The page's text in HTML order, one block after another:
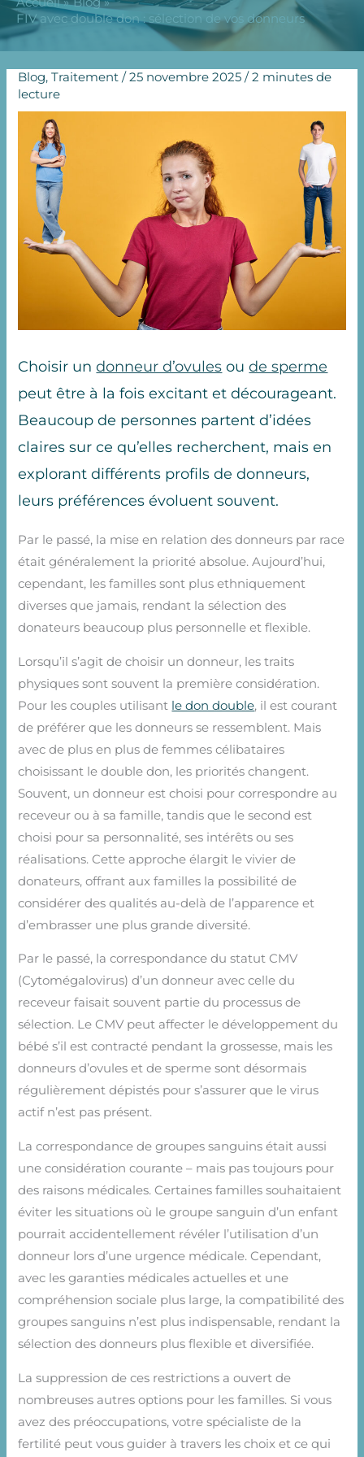
FIV avec double don : sélection de vos donneurs
Blog,Traitement /25 novembre 2025/2 minutes de
lecture
Choisir undonneur d’ovules oude sperme
peut être à la fois excitant et décourageant.
Beaucoup de personnes partent d’idées
claires sur ce qu’elles recherchent, mais en
explorant différents profils de donneurs,
leurs préférences évoluent souvent.
Par le passé, la mise en relation des donneurs par race
était généralement la priorité absolue. Aujourd’hui,
cependant, les familles sont plus ethniquement
diverses que jamais, rendant la sélection des
donateurs beaucoup plus personnelle et flexible.
Lorsqu’il s’agit de choisir un donneur, les traits
physiques sont souvent la première considération.
Pour les couples utilisant le don double, il est courant
de préférer que les donneurs se ressemblent. Mais
avec de plus en plus de femmes célibataires
choisissant le double don, les priorités changent.
Souvent, un donneur est choisi pour correspondre au
receveur ou à sa famille, tandis que le second est
choisi pour sa personnalité, ses intérêts ou ses
réalisations. Cette approche élargit le vivier de
donateurs, offrant aux familles la possibilité de
considérer des qualités au-delà de l’apparence et
d’embrasser une plus grande diversité.
Par le passé, la correspondance du statut CMV
(Cytomégalovirus) d’un donneur avec celle du
receveur faisait souvent partie du processus de
sélection. Le CMV peut affecter le développement du
bébé s’il est contracté pendant la grossesse, mais les
donneurs d’ovules et de sperme sont désormais
régulièrement dépistés pour s’assurer que le virus
actif n’est pas présent.
La correspondance de groupes sanguins était aussi
une considération courante – mais pas toujours pour
des raisons médicales. Certaines familles souhaitaient
éviter les situations où le groupe sanguin d’un enfant
pourrait accidentellement révéler l’utilisation d’un
donneur lors d’une urgence médicale. Cependant,
avec les garanties médicales actuelles et une
compréhension sociale plus large, la compatibilité des
groupes sanguins n’est plus indispensable, rendant la
sélection des donneurs plus flexible et diversifiée.
La suppression de ces restrictions a ouvert de
nombreuses autres options pour les familles. Si vous
avez des préoccupations, votre spécialiste de la
fertilité peut vous guider à travers les choix et ce qui